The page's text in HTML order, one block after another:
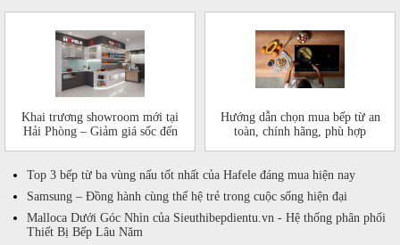
Khai trương showroom mới tại
Hải Phòng – Giảm giá sốc đến
Hướng dẫn chọn mua bếp từ an
toàn, chính hãng, phù hợp
Top 3 bếp từ ba vùng nấu tốt nhất của Hafele đáng mua hiện nay
Samsung – Đồng hành cùng thế hệ trẻ trong cuộc sống hiện đại
Malloca Dưới Góc Nhìn của Sieuthibepdientu.vn - Hệ thống phân phối
Thiết Bị Bếp Lâu Năm